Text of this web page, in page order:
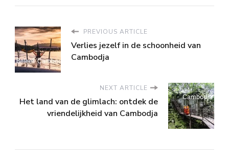
PREVIOUS ARTICLE
Verlies jezelf in de schoonheid van
Cambodja
NEXT ARTICLE
Het land van de glimlach: ontdek de
vriendelijkheid van Cambodja